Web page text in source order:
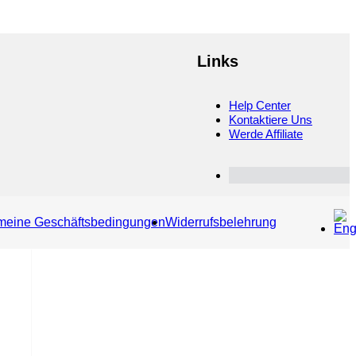
Links
Help Center
Kontaktiere Uns
Werde Affiliate
GeschäftsbedingungenWiderrufsbelehrung